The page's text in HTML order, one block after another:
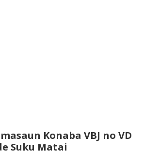
Konaba VBJ no VD
Suku Matai